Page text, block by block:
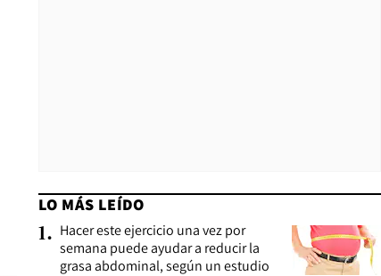
LO MÁS LEÍDO
1. Hacer este ejercicio una vez por
semana puede ayudar a reducir la
grasa abdominal, según un estudio